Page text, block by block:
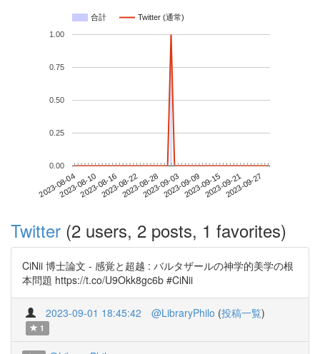
合計 Twitter (通常)
2023-08-042023-08-102023-08-162023-08-222023-08-282023-09-032023-09-092023-09-152023-09-212023-09-27
0.00
0.25
0.50
0.75
1.00
Twitter (2 users, 2 posts, 1 favorites)
CiNii 博士論文 - 感覚と超越 : バルタザールの神学的美学の根
本問題 https://t.co/U9Okk8gc6b #CiNii
2023-09-01 18:45:42 @LibraryPhilo (投稿一覧)
1